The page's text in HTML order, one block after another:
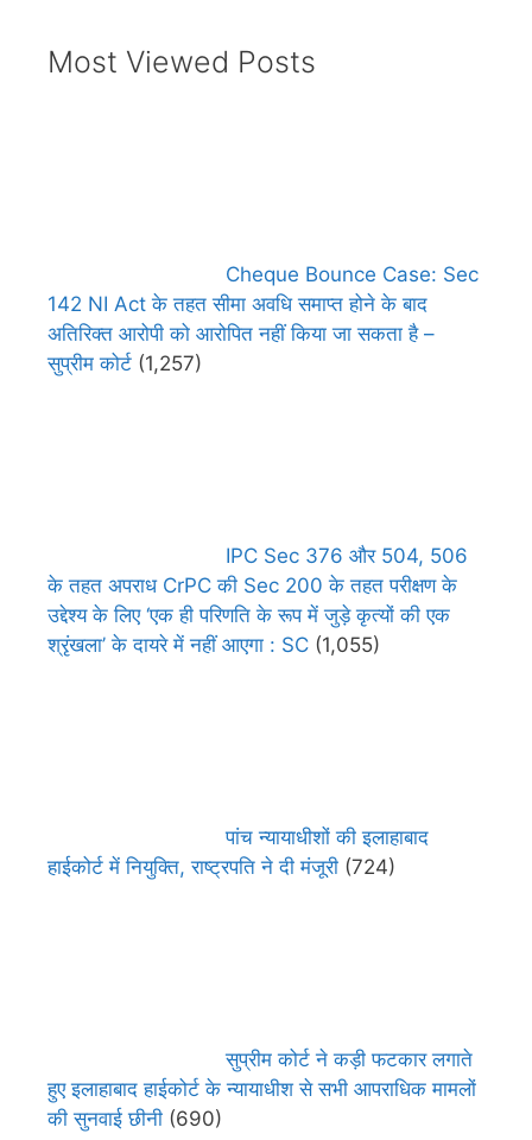
Most Viewed Posts
Cheque Bounce Case: Sec
142 NI Act के तहत सीमा अवधि समाप्त होने के बाद
अतिरिक्त आरोपी को आरोपित नहीं किया जा सकता है –
सुप्रीम कोर्ट (1,257)
IPC Sec 376 और 504, 506
के तहत अपराध CrPC की Sec 200 के तहत परीक्षण के
उद्देश्य के लिए ‘एक ही परिणति के रूप में जुड़े कृत्यों की एक
श्रृंखला’ के दायरे में नहीं आएगा : SC (1,055)
पांच न्यायाधीशों की इलाहाबाद
हाईकोर्ट में नियुक्ति, राष्ट्रपति ने दी मंजूरी (724)
सुप्रीम कोर्ट ने कड़ी फटकार लगाते
हुए इलाहाबाद हाईकोर्ट के न्यायाधीश से सभी आपराधिक मामलों
की सुनवाई छीनी (690)